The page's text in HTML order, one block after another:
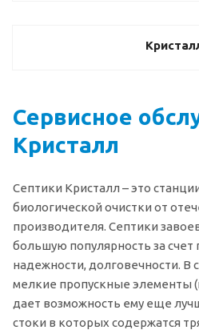
Сервисное
Кристалл
Септики Кристалл – это
биологической очистки от
производителя. Септики
большую популярность за счет
надежности, долговечности. В
мелкие пропускные элементы
дает возможность ему еще
стоки в которых содержатся